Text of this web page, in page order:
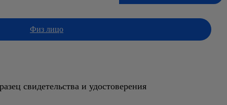
Физ лицо
свидетельства и удостоверения